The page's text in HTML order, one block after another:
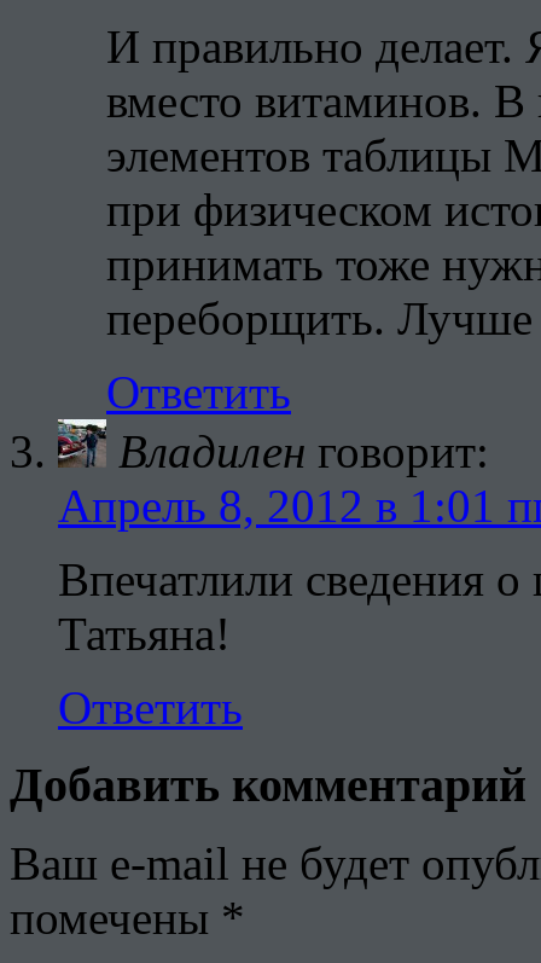
И правильно
вместо витаминов.
элементов таблицы
при физическом
принимать тоже
переборщить.
Ответить
Владилен говорит:
Апрель 8, 2012 в 1:01
Впечатлили сведения
Татьяна!
Ответить
Добавить комментарий
Ваш e-mail не будет
помечены *